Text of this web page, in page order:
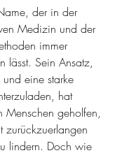
der in der
Medizin und der
immer
lässt. Sein Ansatz,
eine starke
hat
Menschen geholfen,
zurückzuerlangen
lindern. Doch wie